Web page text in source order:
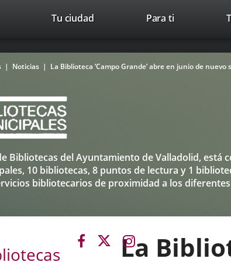
avaTop
Tu ciudad Para ti
Bibliotecas del Ayuntamiento de Valladolid, está
10 bibliotecas, 8 puntos de lectura y 1
bibliotecarios de proximidad a los
Noticias La Biblioteca ‘Campo Grande’ abre en junio de
Link
Link Link
to
La